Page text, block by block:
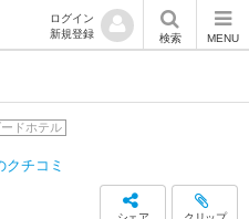
ログイン
新規登録
検索 MENU
ドホテル
クチコミ